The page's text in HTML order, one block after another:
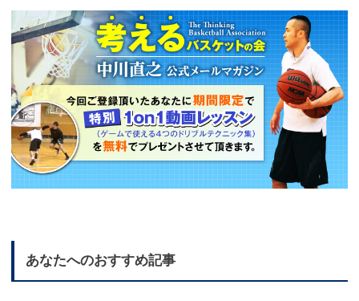
あなたへのおすすめ記事